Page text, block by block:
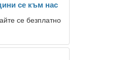
се към нас
се безплатно